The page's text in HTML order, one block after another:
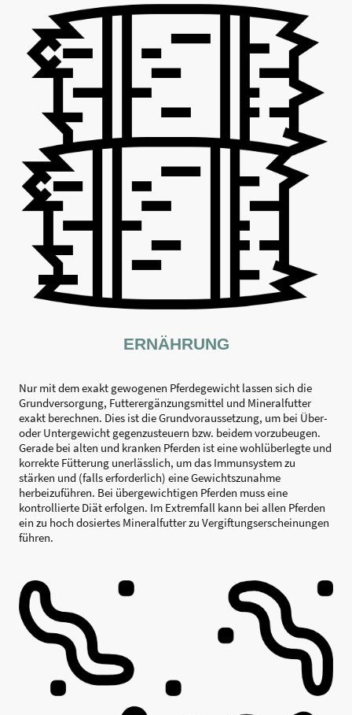
ERNÄHRUNG
Nur mit dem exakt gewogenen Pferdegewicht lassen sich die
Grundversorgung, Futterergänzungsmittel und Mineralfutter
exakt berechnen. Dies ist die Grundvoraussetzung, um bei Über-
oder Untergewicht gegenzusteuern bzw. beidem vorzubeugen.
Gerade bei alten und kranken Pferden ist eine wohlüberlegte und
korrekte Fütterung unerlässlich, um das Immunsystem zu
stärken und (falls erforderlich) eine Gewichtszunahme
herbeizuführen. Bei übergewichtigen Pferden muss eine
kontrollierte Diät erfolgen. Im Extremfall kann bei allen Pferden
ein zu hoch dosiertes Mineralfutter zu Vergiftungserscheinungen
führen.